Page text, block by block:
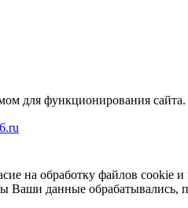
для функционирования сайта.
на обработку файлов cookie
Ваши данные обрабатывались,